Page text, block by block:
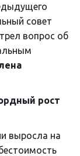
совет
вопрос об
рост